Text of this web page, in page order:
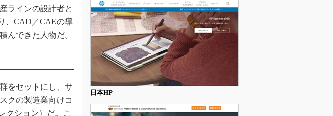
ラインの設計者と
、CAD／CAEの導
んできた人物だ。
をセットにし、サ
クの製造業向けコ
クション）だ。こ
日本HP